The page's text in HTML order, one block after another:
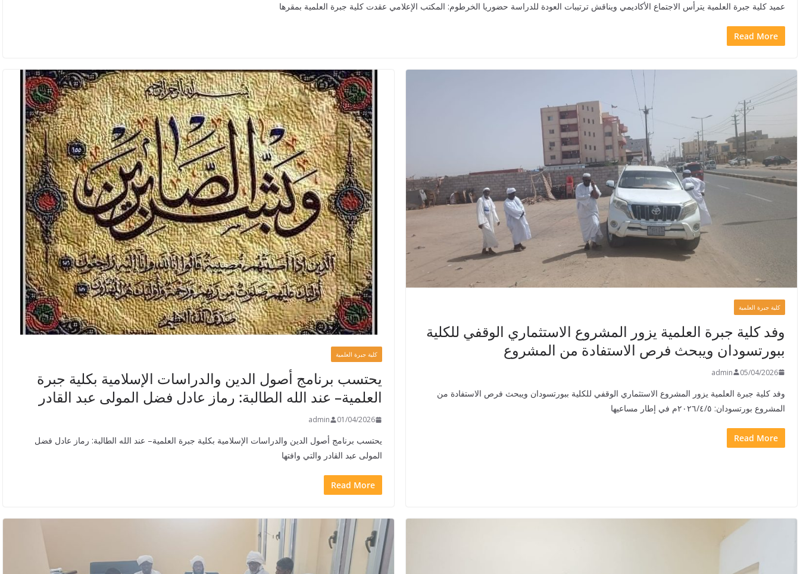
عميد كلية جبرة العلمية يترأس الاجتماع الأكاديمي ويناقش ترتيبات العودة للدراسة حضوريا الخرطوم: المكتب الإعلامي عقدت كلية جبرة العلمية بمقرها
Read More
كلية جبرة العلمية
وفد كلية جبرة العلمية يزور المشروع الاستثماري الوقفي للكلية
ببورتسودان ويبحث فرص الاستفادة من المشروع
05/04/2026
admin
وفد كلية جبرة العلمية يزور المشروع الاستثماري الوقفي للكلية ببورتسودان ويبحث فرص الاستفادة من
المشروع بورتسودان: ٢٠٢٦/٤/٥م في إطار مساعيها
Read More
كلية جبرة العلمية
يحتسب برنامج أصول الدين والدراسات الإسلامية بكلية جبرة
العلمية– عند الله الطالبة: رماز عادل فضل المولى عبد القادر
01/04/2026
admin
يحتسب برنامج أصول الدين والدراسات الإسلامية بكلية جبرة العلمية– عند الله الطالبة: رماز عادل فضل
المولى عبد القادر والتي وافتها
Read More